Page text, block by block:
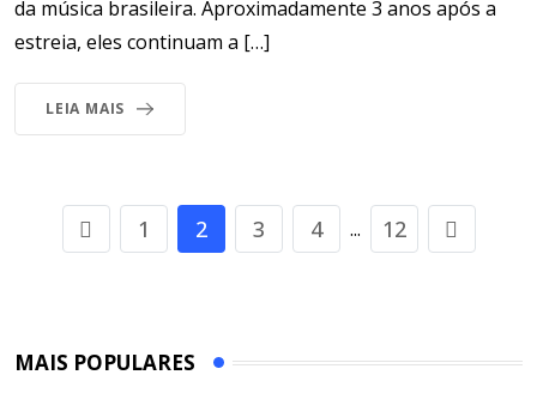
da música brasileira. Aproximadamente 3 anos após a
estreia, eles continuam a […]
LEIA MAIS
1 2 3 4 ... 12
MAIS POPULARES